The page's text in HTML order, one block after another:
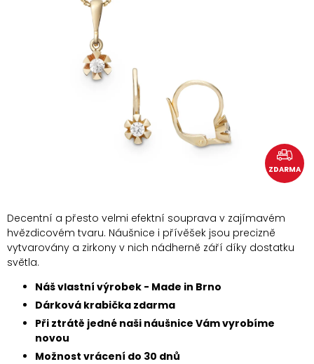
ZDARMA
Decentní a přesto velmi efektní souprava v zajímavém
hvězdicovém tvaru. Náušnice i přívěšek jsou precizně
vytvarovány a zirkony v nich nádherně září díky dostatku
světla.
Náš vlastní výrobek - Made in Brno
Dárková krabička zdarma
Při ztrátě jedné naši náušnice Vám vyrobíme
novou
Možnost vrácení do 30 dnů